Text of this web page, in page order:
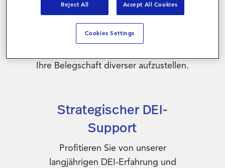
Kombination aus Software und Services liefern
wir Ihnen praktische Insights, um ein inklusives
Rundum-Klima in Ihrem Unternehmen zu
Ihre Belegschaft diverser aufzustellen.
Strategischer DEI-
Support
Profitieren Sie von unserer
langjährigen DEI-Erfahrung und
Reject All Accept All Cookies
Cookies Settings